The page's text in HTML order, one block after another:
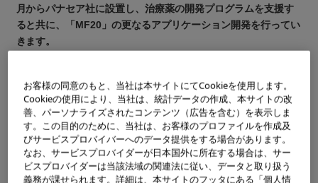
月からパナセア社に設置し、治療薬の開発プログラムを支援す
ると共に、「MF20」の更なるアプリケーション開発を行ってい
きます。
「コスモス・アライアンス注1）（本部：米国ワシントン市、会
長兼CEO：フランク・ヤング博士）」に2002年12月三菱商事、
信越化学、JSRと共に参加し、革新的なバイオ技術を持つ同ク
ラブのベンチャー企業（技術メンバー、R&Dメンバー）との共
同開発、技術提携、資本提携などを通じて、ゲノムやタンパク
質解析装置など最先端バイオ製品の事業化を促進します。その
お客様の同意のもと、当社は本サイトにてCookieを使用します。
Cookieの使用により、当社は、統計データの作成、本サイトの改
善、パーソナライズされたコンテンツ（広告を含む）を表示しま
す。この目的のために、当社は、お客様のプロファイルを作成及
びサービスプロバイバーへのデータ提供をする場合があります。
なお、サービスプロバイダーが日本国外に所在する場合は、サー
ビスプロバイダーは当該法域の関連法に従い、データと取り扱う
義務が課せられます。詳細は、本サイトのフッタにある「個人情